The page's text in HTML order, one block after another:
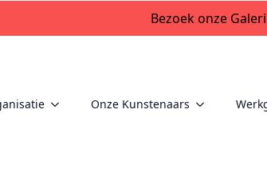
Bezoek onze
Onze Kunstenaars